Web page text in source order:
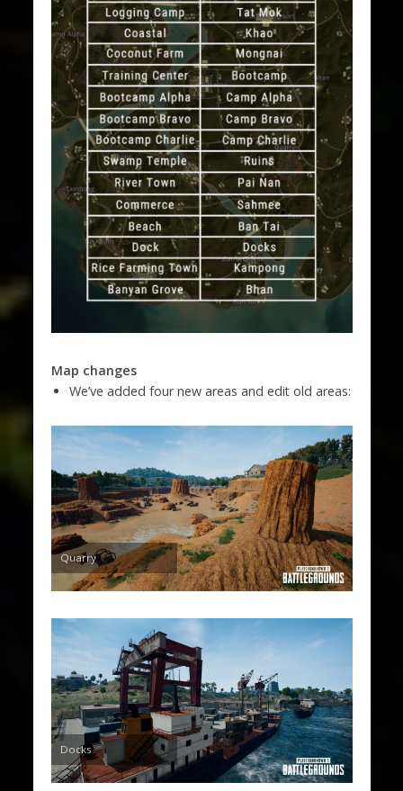
Map changes
We’ve added four new areas and edit old areas:
Quarry
Docks